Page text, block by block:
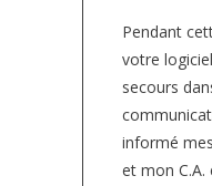
Pendant
votre
secours
informé
et mon